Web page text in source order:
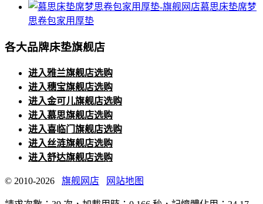
慕思床垫席梦
思卷包家用厚垫
各大品牌床垫旗舰店
进入雅兰旗舰店选购
进入穗宝旗舰店选购
进入金可儿旗舰店选购
进入慕思旗舰店选购
进入喜临门旗舰店选购
进入丝涟旗舰店选购
进入舒达旗舰店选购
© 2010-2026 旗舰网店 网站地图